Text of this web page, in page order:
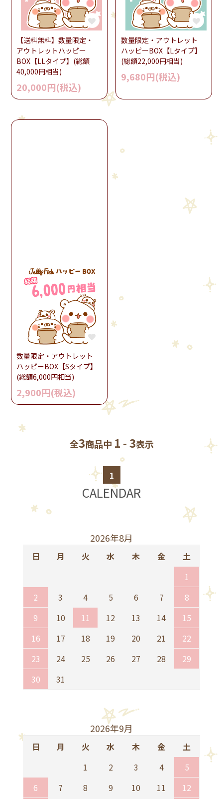
【送料無料】数量限定・
アウトレットハッピー
BOX【LLタイプ】(総額
40,000円相当)
20,000円(税込)
数量限定・アウトレット
ハッピーBOX【Lタイプ】
(総額22,000円相当)
9,680円(税込)
数量限定・アウトレット
ハッピーBOX【Sタイプ】
(総額6,000円相当)
2,900円(税込)
全3商品中 1 - 3表示
1
CALENDAR
2026年8月
日 月 火 水 木 金
土
1
2
3 4 5 6 7
8
9
10 11 12 13 14
15
16
17 18 19 20 21
22
23
24 25 26 27 28
29
30
31
2026年9月
日 月 火 水 木 金
土
1
2 3 4
5
6
7 8 9 10 11
12